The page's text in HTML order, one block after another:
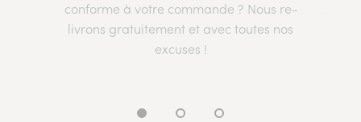
conforme à votre commande ? Nous re-
livrons gratuitement et avec toutes nos
excuses !